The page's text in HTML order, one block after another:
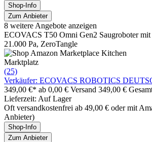
Shop-Info
Zum Anbieter
8 weitere Angebote anzeigen
ECOVACS T50 Omni Gen2 Saugroboter
21.000 Pa, ZeroTangle
Marktplatz
(25)
Verkäufer: ECOVACS ROBOTICS
349,00 €* ab 0,00 € Versand 349,00 €
Lieferzeit: Auf Lager
Oft versandkostenfrei ab 49,00 € oder mit
Anbieter)
Shop-Info
Zum Anbieter